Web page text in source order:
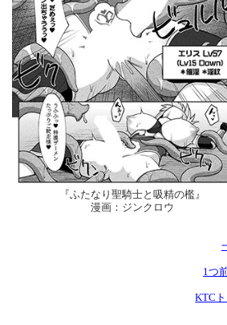
『ふたなり聖騎士と吸精の檻』
漫画：ジンクロウ
1つ
KTC